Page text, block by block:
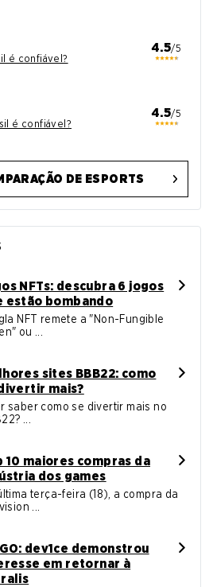
é confiável?
4.5/5
é confiável?
4.5/5
DE ESPORTS
NFTs: descubra 6 jogos
estão bombando
NFT remete a "Non-Fungible
ou ...
sites BBB22: como
mais?
saber como se divertir mais no
...
10 maiores compras da
dos games
terça-feira (18), a compra da
...
dev1ce demonstrou
em retornar à